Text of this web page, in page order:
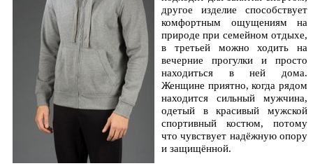
другое изделие способствует
комфортным ощущениям на
природе при семейном отдыхе,
в третьей можно ходить на
вечерние прогулки и просто
находиться в ней дома.
Женщине приятно, когда рядом
находится сильный мужчина,
одетый в красивый мужской
спортивный костюм, потому
что чувствует надёжную опору
и защищённой.